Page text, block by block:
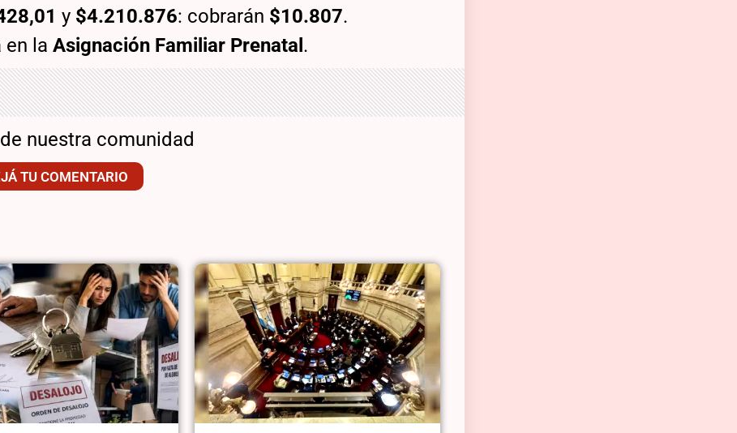
y $4.210.876: cobrarán $10.807.
en la Asignación Familiar Prenatal .
nuestra comunidad
TU COMENTARIO